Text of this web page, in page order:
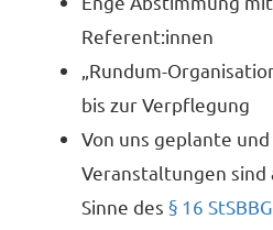
Referent:innen
„Rundum-
bis zur Verpflegung
Von uns geplante
Veranstaltungen
Sinne des § 16 StSBBG